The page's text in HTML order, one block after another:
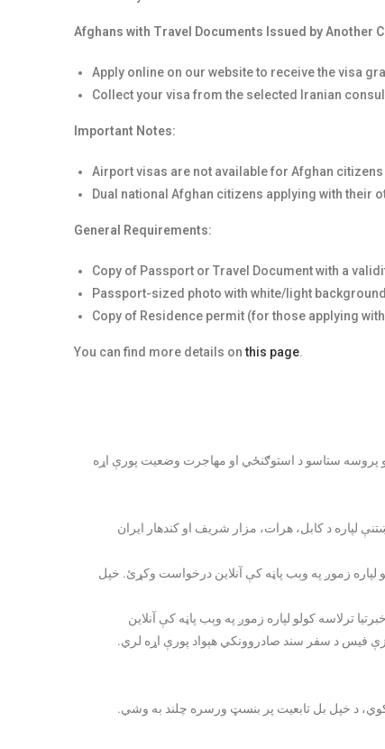
Afghans with Travel Documents Issued by Another
Apply online on our website to receive the visa
Collect your visa from the selected Iranian
Important Notes:
Airport visas are not available for Afghan
Dual national Afghan citizens applying with their
General Requirements:
Copy of Passport or Travel Document with a
Passport-sized photo with white/light background
Copy of Residence permit (for those applying
You can find more details onthis page.
پروسه ستاسو د استوګنځي او مهاجرت وضعیت پورې اړه
لپاره د کابل، هرات، مزار شريف او کندهار ايران
لپاره زموږ په وېب پاڼه کې آنلاین درخواست وکړئ. خپل
ترلاسه کولو لپاره زموږ په وېب پاڼه کې آنلاین
فیس د سفر سند صادروونکي هېواد پورې اړه لري.
د خپل بل تابعيت پر بنسټ ورسره چلند به وشي.